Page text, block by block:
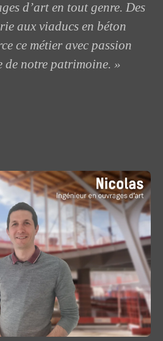
d’art en tout genre. Des
aux viaducs en béton
ce métier avec passion
de notre patrimoine. »